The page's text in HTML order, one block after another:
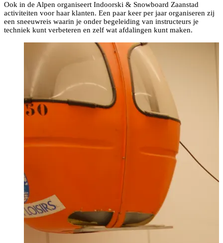
Ook in de Alpen organiseert Indoorski & Snowboard Zaanstad
activiteiten voor haar klanten. Een paar keer per jaar organiseren zij
een sneeuwreis waarin je onder begeleiding van instructeurs je
techniek kunt verbeteren en zelf wat afdalingen kunt maken.